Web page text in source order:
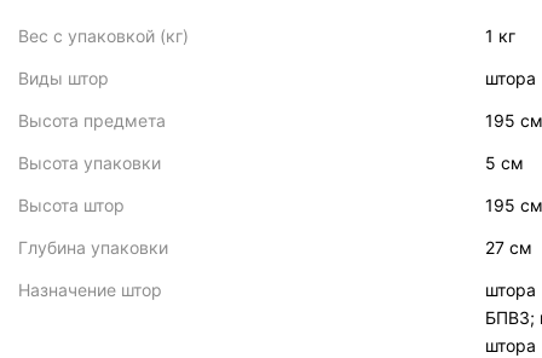
Характеристики
Вес с упаковкой (кг) 1 кг
Виды штор штора
Высота предмета 195 см
Высота упаковки 5 см
Высота штор 195 см
Глубина упаковки 27 см
Назначение штор
БПВЗ;
штора